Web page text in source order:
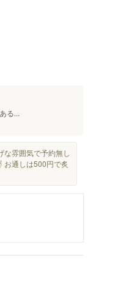
る...
な雰囲気で予約無し
お通しは500円で炙